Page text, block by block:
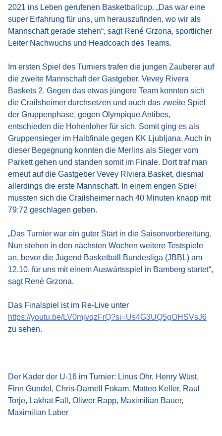
2021 ins Leben gerufenen Basketballcup. „Das war eine
super Erfahrung für uns, um herauszufinden, wo wir als
Mannschaft gerade stehen“, sagt René Grzona, sportlicher
Leiter Nachwuchs und Headcoach des Teams.
Im ersten Spiel des Turniers trafen die jungen Zauberer auf
die zweite Mannschaft der Gastgeber, Vevey Rivera
Baskets 2. Gegen das etwas jüngere Team konnten sich
die Crailsheimer durchsetzen und auch das zweite Spiel
der Gruppenphase, gegen Olympique Antibes,
entschieden die Hohenloher für sich. Somit ging es als
Gruppensieger im Halbfinale gegen KK Ljubljana. Auch in
dieser Begegnung konnten die Merlins als Sieger vom
Parkett gehen und standen somit im Finale. Dort traf man
erneut auf die Gastgeber Vevey Riviera Basket, diesmal
allerdings die erste Mannschaft. In einem engen Spiel
mussten sich die Crailsheimer nach 40 Minuten knapp mit
79:72 geschlagen geben.
„Das Turnier war ein guter Start in die Saisonvorbereitung.
Nun stehen in den nächsten Wochen weitere Testspiele
an, bevor die Jugend Basketball Bundesliga (JBBL) am
12.10. für uns mit einem Auswärtsspiel in Bamberg startet“,
sagt René Grzona.
Das Finalspiel ist im Re-Live unter
https://youtu.be/LV0mjvqzFrQ?si=Us4G3UQ5gOHSVsJ6
zu sehen.
Der Kader der U-16 im Turnier: Linus Ohr, Henry Wüst,
Finn Gundel, Chris-Darnell Fokam, Matteo Keller, Raul
Torje, Lakhat Fall, Oliwer Rapp, Maximilian Bauer,
Maximilian Laber